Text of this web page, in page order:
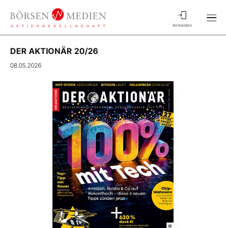
Anmelden
DER AKTIONÄR 20/26
08.05.2026